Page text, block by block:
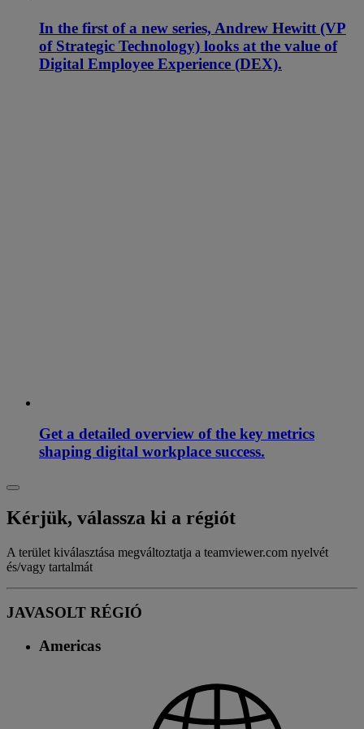
In the first of a new series, Andrew Hewitt (VP
of Strategic Technology) looks at the value of
Digital Employee Experience (DEX).
Get a detailed overview of the key metrics
shaping digital workplace success.
Kérjük, válassza ki a régiót
A terület kiválasztása megváltoztatja a teamviewer.com nyelvét
és/vagy tartalmát
JAVASOLT RÉGIÓ
Americas